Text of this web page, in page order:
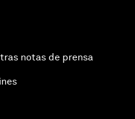
notas de prensa